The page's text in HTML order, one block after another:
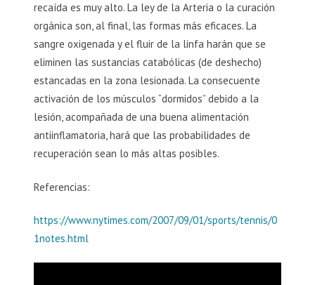
recaída es muy alto. La ley de la Arteria o la curación
orgánica son, al final, las formas más eficaces. La
sangre oxigenada y el fluir de la linfa harán que se
eliminen las sustancias catabólicas (de deshecho)
estancadas en la zona lesionada. La consecuente
activación de los músculos “dormidos” debido a la
lesión, acompañada de una buena alimentación
antiinflamatoria, hará que las probabilidades de
recuperación sean lo más altas posibles.
Referencias:
https://www.nytimes.com/2007/09/01/sports/tennis/0
1notes.html